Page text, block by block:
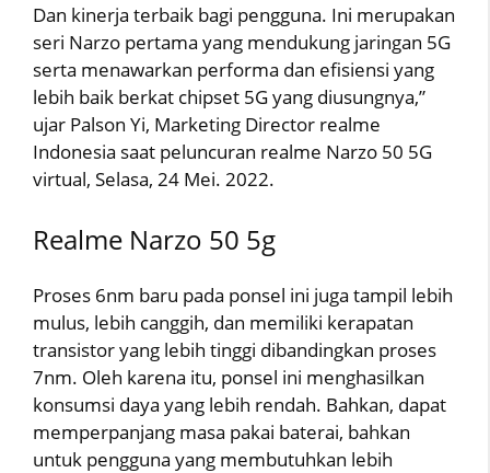
Dan kinerja terbaik bagi pengguna. Ini merupakan
seri Narzo pertama yang mendukung jaringan 5G
serta menawarkan performa dan efisiensi yang
lebih baik berkat chipset 5G yang diusungnya,”
ujar Palson Yi, Marketing Director realme
Indonesia saat peluncuran realme Narzo 50 5G
virtual, Selasa, 24 Mei. 2022.
Realme Narzo 50 5g
Proses 6nm baru pada ponsel ini juga tampil lebih
mulus, lebih canggih, dan memiliki kerapatan
transistor yang lebih tinggi dibandingkan proses
7nm. Oleh karena itu, ponsel ini menghasilkan
konsumsi daya yang lebih rendah. Bahkan, dapat
memperpanjang masa pakai baterai, bahkan
untuk pengguna yang membutuhkan lebih